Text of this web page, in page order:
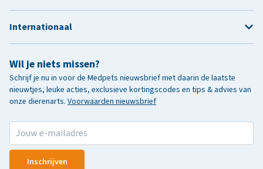
Wil je niets missen?
Schrijf je nu in voor de Medpets nieuwsbrief met daarin de laatste
nieuwtjes, leuke acties, exclusieve kortingscodes en tips & advies van
onze dierenarts. Voorwaarden nieuwsbrief
Inschrijven
Internationaal